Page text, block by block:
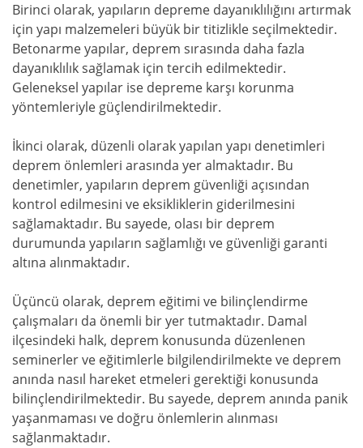
Birinci olarak, yapıların depreme dayanıklılığını artırmak
için yapı malzemeleri büyük bir titizlikle seçilmektedir.
Betonarme yapılar, deprem sırasında daha fazla
dayanıklılık sağlamak için tercih edilmektedir.
Geleneksel yapılar ise depreme karşı korunma
yöntemleriyle güçlendirilmektedir.
İkinci olarak, düzenli olarak yapılan yapı denetimleri
deprem önlemleri arasında yer almaktadır. Bu
denetimler, yapıların deprem güvenliği açısından
kontrol edilmesini ve eksikliklerin giderilmesini
sağlamaktadır. Bu sayede, olası bir deprem
durumunda yapıların sağlamlığı ve güvenliği garanti
altına alınmaktadır.
Üçüncü olarak, deprem eğitimi ve bilinçlendirme
çalışmaları da önemli bir yer tutmaktadır. Damal
ilçesindeki halk, deprem konusunda düzenlenen
seminerler ve eğitimlerle bilgilendirilmekte ve deprem
anında nasıl hareket etmeleri gerektiği konusunda
bilinçlendirilmektedir. Bu sayede, deprem anında panik
yaşanmaması ve doğru önlemlerin alınması
sağlanmaktadır.